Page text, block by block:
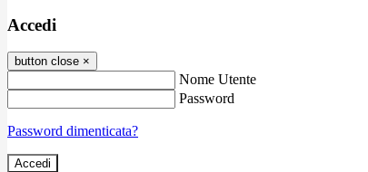
Accedi
button close ×
Nome Utente
Password
Password dimenticata?